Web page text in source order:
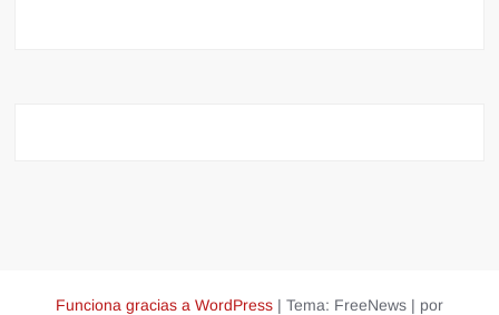
Funciona gracias a WordPress | Tema: FreeNews | por